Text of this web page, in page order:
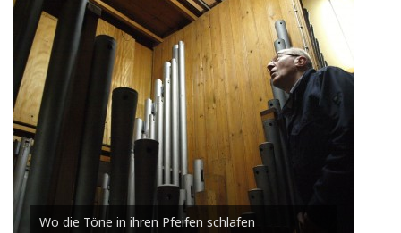
Wo die Töne in ihren Pfeifen schlafen